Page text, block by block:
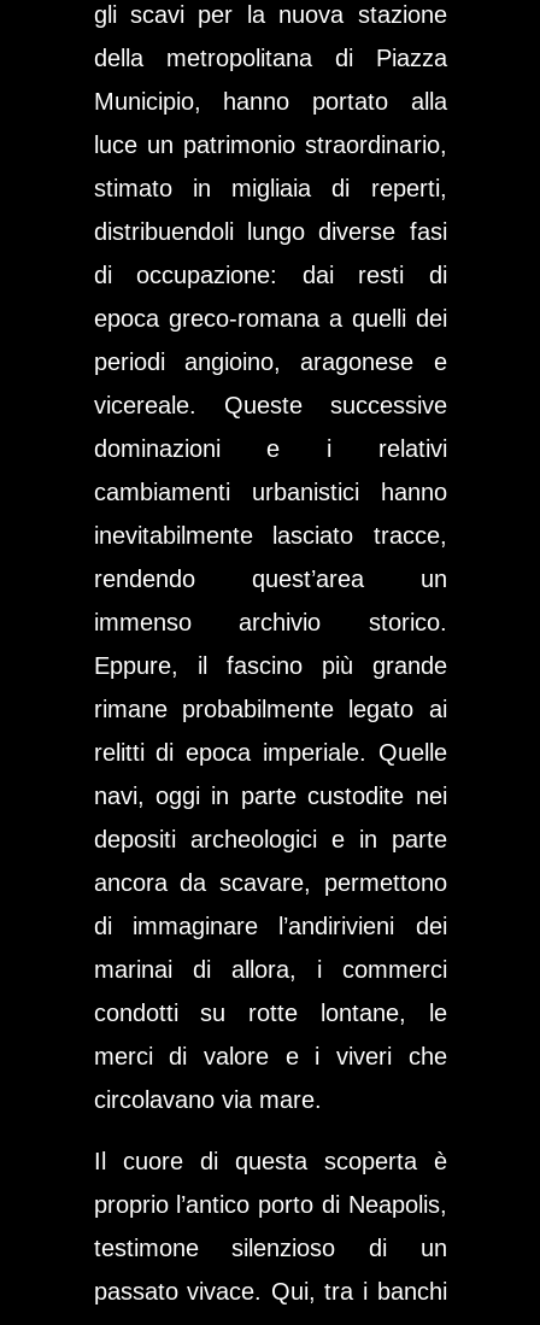
gli scavi per la nuova stazione
della metropolitana di Piazza
Municipio, hanno portato alla
luce un patrimonio straordinario,
stimato in migliaia di reperti,
distribuendoli lungo diverse fasi
di occupazione: dai resti di
epoca greco-romana a quelli dei
periodi angioino, aragonese e
vicereale. Queste successive
dominazioni e i relativi
cambiamenti urbanistici hanno
inevitabilmente lasciato tracce,
rendendo quest’area un
immenso archivio storico.
Eppure, il fascino più grande
rimane probabilmente legato ai
relitti di epoca imperiale. Quelle
navi, oggi in parte custodite nei
depositi archeologici e in parte
ancora da scavare, permettono
di immaginare l’andirivieni dei
marinai di allora, i commerci
condotti su rotte lontane, le
merci di valore e i viveri che
circolavano via mare.
Il cuore di questa scoperta è
proprio l’antico porto di Neapolis,
testimone silenzioso di un
passato vivace. Qui, tra i banchi